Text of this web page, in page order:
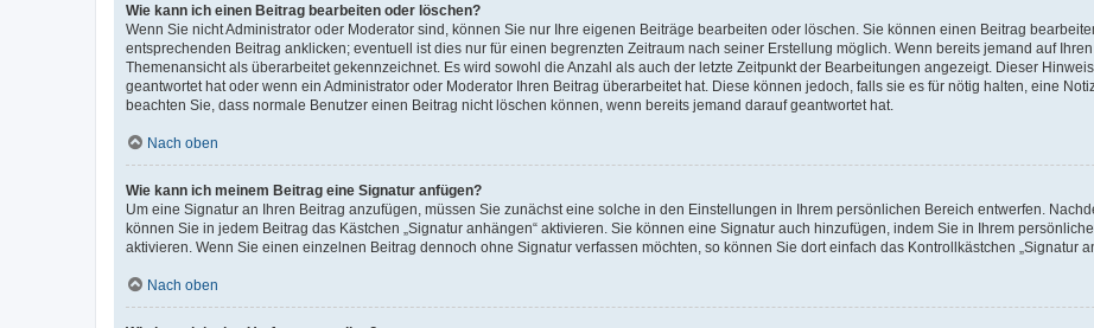
Wie kann ich einen Beitrag bearbeiten oder löschen?
Wenn Sie nicht Administrator oder Moderator sind, können Sie nur Ihre eigenen Beiträge bearbeiten oder löschen. Sie können einen Beitrag
entsprechenden Beitrag anklicken; eventuell ist dies nur für einen begrenzten Zeitraum nach seiner Erstellung möglich. Wenn bereits jemand auf
Themenansicht als überarbeitet gekennzeichnet. Es wird sowohl die Anzahl als auch der letzte Zeitpunkt der Bearbeitungen angezeigt. Dieser
geantwortet hat oder wenn ein Administrator oder Moderator Ihren Beitrag überarbeitet hat. Diese können jedoch, falls sie es für nötig halten, eine
beachten Sie, dass normale Benutzer einen Beitrag nicht löschen können, wenn bereits jemand darauf geantwortet hat.
Nach oben
Wie kann ich meinem Beitrag eine Signatur anfügen?
Um eine Signatur an Ihren Beitrag anzufügen, müssen Sie zunächst eine solche in den Einstellungen in Ihrem persönlichen Bereich entwerfen.
können Sie in jedem Beitrag das Kästchen „Signatur anhängen“ aktivieren. Sie können eine Signatur auch hinzufügen, indem Sie in Ihrem
aktivieren. Wenn Sie einen einzelnen Beitrag dennoch ohne Signatur verfassen möchten, so können Sie dort einfach das Kontrollkästchen „Signatur
Nach oben